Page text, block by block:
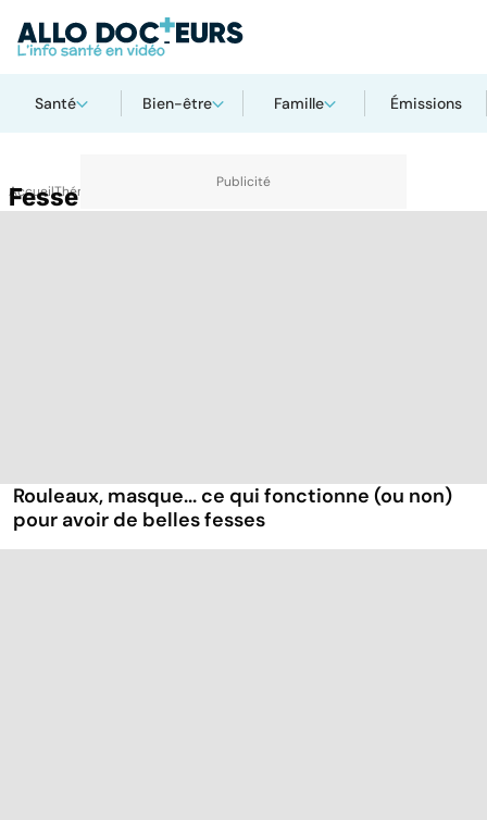
Santé Bien-être Famille Émissions
AccueilThématiques
Fesse
Rouleaux, masque... ce qui fonctionne (ou non)
pour avoir de belles fesses